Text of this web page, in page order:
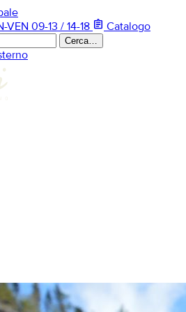
VEN 09-13 / 14-18 assignment Catalogo
Cerca…